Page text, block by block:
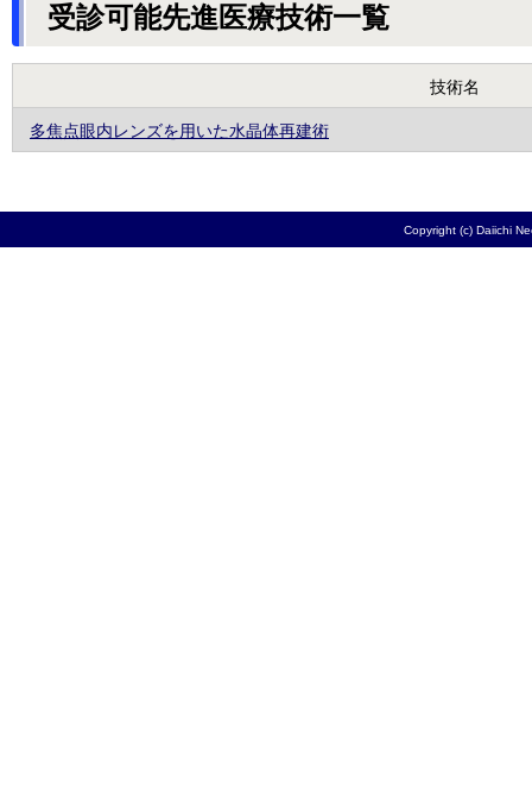
受診可能先進医療技術一覧
技術名
多焦点眼内レンズを用いた水晶体再建術
Copyright (c) Daiichi